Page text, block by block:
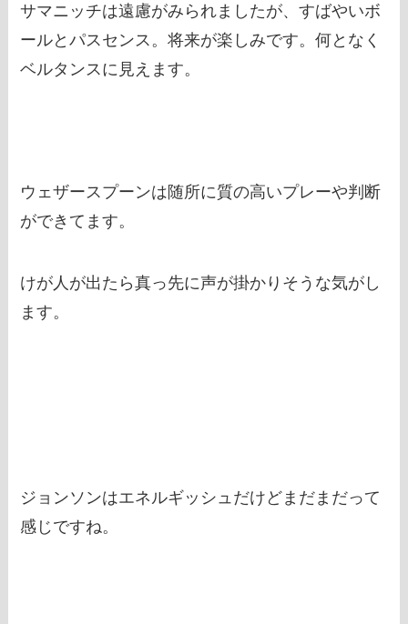
サマニッチは遠慮がみられましたが、すばやいボ
ールとパスセンス。将来が楽しみです。何となく
ベルタンスに見えます。
ウェザースプーンは随所に質の高いプレーや判断
ができてます。
けが人が出たら真っ先に声が掛かりそうな気がし
ます。
ジョンソンはエネルギッシュだけどまだまだって
感じですね。